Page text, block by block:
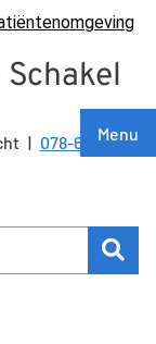
Menu
Tel:
078-6126262